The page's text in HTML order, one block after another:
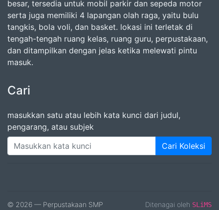
besar, tersedia untuk mobil parkir dan sepeda motor
serta juga memiliki 4 lapangan olah raga, yaitu bulu
tangkis, bola voli, dan basket. lokasi ini terletak di
tengah-tengah ruang kelas, ruang guru, perpustakaan,
dan ditampilkan dengan jelas ketika melewati pintu
masuk.
Cari
masukkan satu atau lebih kata kunci dari judul,
pengarang, atau subjek
Cari Koleksi
© 2026 — Perpustakaan SMP Ditenagai oleh SLiMS